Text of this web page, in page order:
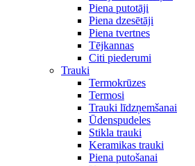
Piena putotāji
Piena dzesētāji
Piena tvertnes
Tējkannas
Citi piederumi
Trauki
Termokrūzes
Termosi
Trauki līdzņemšanai
Ūdenspudeles
Stikla trauki
Keramikas trauki
Piena putošanai